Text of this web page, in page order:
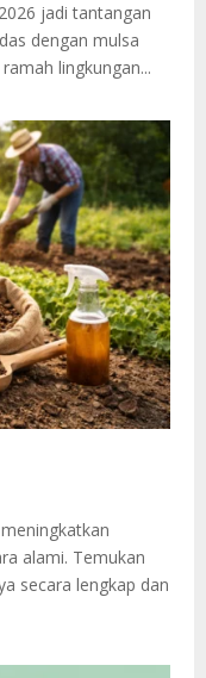
jadi tantangan
dengan mulsa
lingkungan...
alami. Temukan
secara lengkap dan